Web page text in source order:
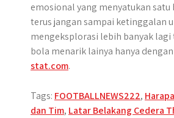
emosional yang menyatukan satu
terus jangan sampai ketinggalan
mengeksplorasi lebih banyak
bola menarik lainya hanya
stat.com.
Tags: FOOTBALLNEWS222,
dan Tim, Latar Belakang Cedera